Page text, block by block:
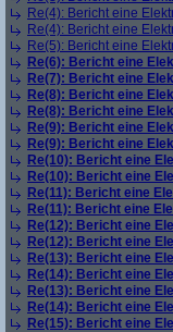
Re(4): Bericht eine
Re(4): Bericht eine
Re(5): Bericht eine
Re(6): Bericht eine
Re(7): Bericht eine
Re(8): Bericht eine
Re(8): Bericht eine
Re(9): Bericht eine
Re(9): Bericht eine
Re(10): Bericht eine
Re(10): Bericht eine
Re(11): Bericht eine
Re(11): Bericht eine
Re(12): Bericht eine
Re(12): Bericht eine
Re(13): Bericht eine
Re(14): Bericht eine
Re(13): Bericht eine
Re(14): Bericht eine
Re(15): Bericht eine